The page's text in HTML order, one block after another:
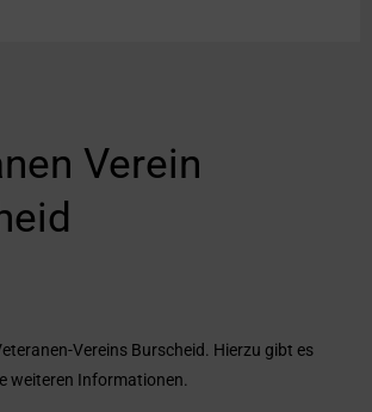
Verein
Vereins Burscheid. Hierzu gibt es
weiteren Informationen.